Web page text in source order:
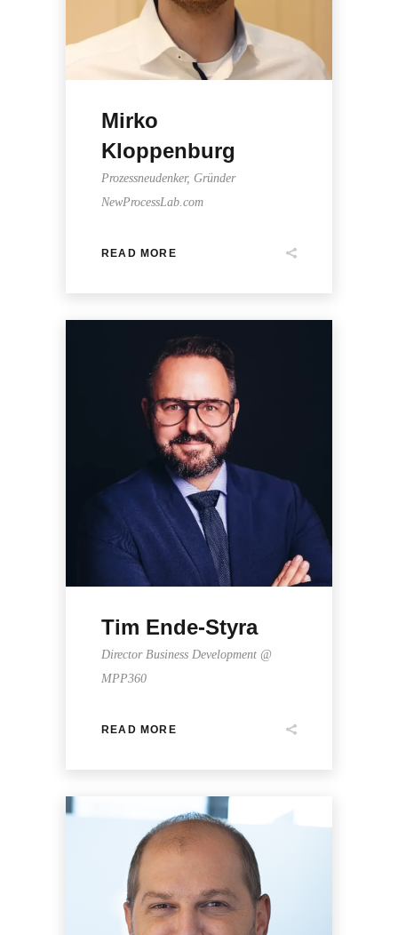
Mirko
Kloppenburg
Prozessneudenker, Gründer
NewProcessLab.com
READ MORE
Tim Ende-Styra
Director Business Development @
MPP360
READ MORE